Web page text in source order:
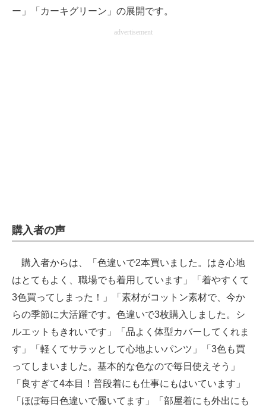
ー」「カーキグリーン」の展開です。
advertisement
購入者の声
購入者からは、「色違いで2本買いました。はき心地
はとてもよく、職場でも着用しています」「着やすくて
3色買ってしまった！」「素材がコットン素材で、今か
らの季節に大活躍です。色違いで3枚購入しました。シ
ルエットもきれいです」「品よく体型カバーしてくれま
す」「軽くてサラッとして心地よいパンツ」「3色も買
ってしまいました。基本的な色なので毎日使えそう」
「良すぎて4本目！普段着にも仕事にもはいています」
「ほぼ毎日色違いで履いてます」「部屋着にも外出にも